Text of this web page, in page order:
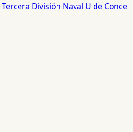
Tercera División Naval U de Conce